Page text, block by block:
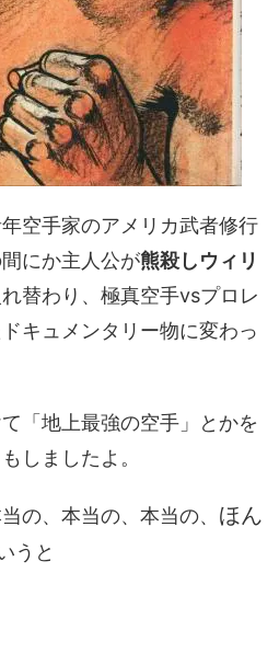
空手家のアメリカ武者修行
にか主人公が熊殺しウィリ
替わり、極真空手vsプロレ
キュメンタリー物に変わっ
「地上最強の空手」とかを
しましたよ。
の、本当の、本当の、 ほん
うと